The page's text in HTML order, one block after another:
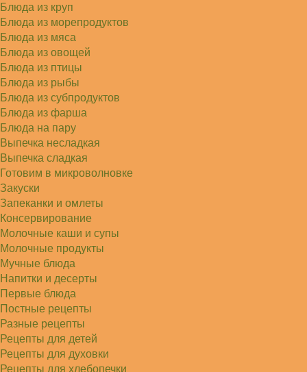
Блюда из круп
Блюда из морепродуктов
Блюда из мяса
Блюда из овощей
Блюда из птицы
Блюда из рыбы
Блюда из субпродуктов
Блюда из фарша
Блюда на пару
Выпечка несладкая
Выпечка сладкая
Готовим в микроволновке
Закуски
Запеканки и омлеты
Консервирование
Молочные каши и супы
Молочные продукты
Мучные блюда
Напитки и десерты
Первые блюда
Постные рецепты
Разные рецепты
Рецепты для детей
Рецепты для духовки
Рецепты для хлебопечки